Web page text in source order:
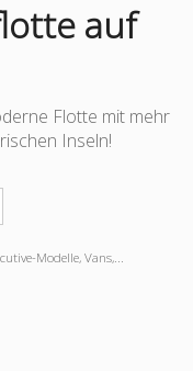
auf
Flotte mit mehr
Inseln!
Modelle, Vans,...